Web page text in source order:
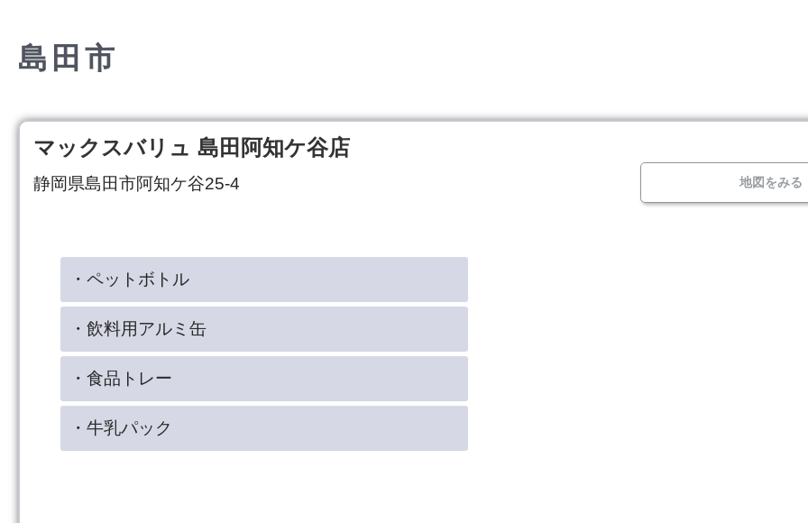
島田市
マックスバリュ 島田阿知ケ谷店
静岡県島田市阿知ケ谷25-4 地図をみる
・ペットボトル
・飲料用アルミ缶
・食品トレー
・牛乳パック